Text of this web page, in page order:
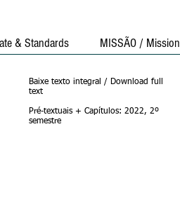
& Standards MISSÃO / Mission
Baixe texto integral / Download full
text
Pré-textuais + Capítulos: 2022, 2º
semestre